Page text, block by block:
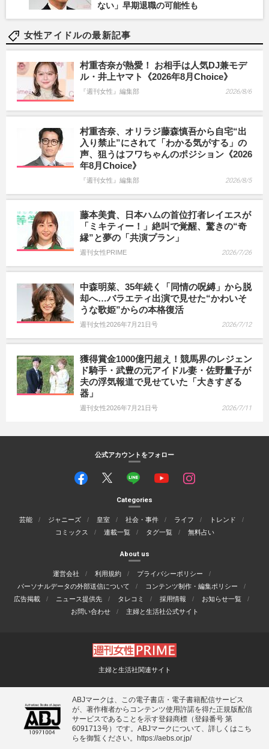
ない」早期退職の可能性も
女性アイドルの最新記事
村重杏奈が熱愛！ お相手は人気DJ兼モデ
ル・井上ヤマト《2026年8月Choice》
『週刊女性』編集部 2026/8/6
村重杏奈、オリラジ藤森慎吾から自宅“出
入り禁止”にされて「わかる気がする」の
声、狙うはフワちゃんのポジション《2026
年8月Choice》
『週刊女性』編集部 2026/8/5
藤本美貴、日本ハムの首位打者レイエスが
「ミキティー！」絶叫で覚醒、驚きの“奇
縁”と夢の「共演プラン」
週刊女性PRIME 2026/7/26
中森明菜、35年続く「同情の呪縛」から脱
却へ…バラエティ出演で見せた“かわいそ
うな歌姫”からの本格復活
週刊女性2026年7月21日号 2026/7/12
獲得賞金1000億円超え！競馬界のレジェン
ド騎手・武豊の元アイドル妻・佐野量子が
夫の浮気報道で見せていた「大きすぎる
器」
週刊女性2026年7月21日号 2026/7/11
公式アカウントをフォロー
Categories
芸能 ジャニーズ 皇室 社会・事件 ライフ
トレンド
コミックス
連載一覧 タグ一覧 無料占い
About us
運営会社 利用規約
プライバシーポリシー
パーソナルデータの外部送信について
コンテンツ制作・編集ポリシー
広告掲載
ニュース提供先 タレコミ 採用情報
お知らせ一覧
お問い合わせ
主婦と生活社公式サイト
主婦と生活社関連サイト
ABJマークは、この電子書店・電子書籍配信サービス
が、著作権者からコンテンツ使用許諾を得た正規版配信
サービスであることを示す登録商標（登録番号 第
6091713号）です。ABJマークについて、詳しくはこち
らを御覧ください。
https://aebs.or.jp/